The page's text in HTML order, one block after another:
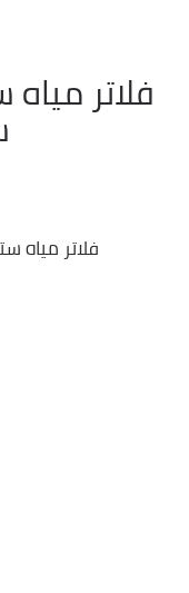
فلاتر
فلاتر مياه